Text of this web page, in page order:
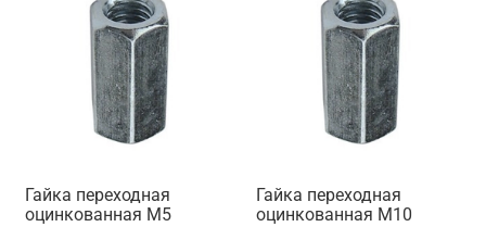
Гайка переходная
оцинкованная М5
Гайка переходная
оцинкованная М10